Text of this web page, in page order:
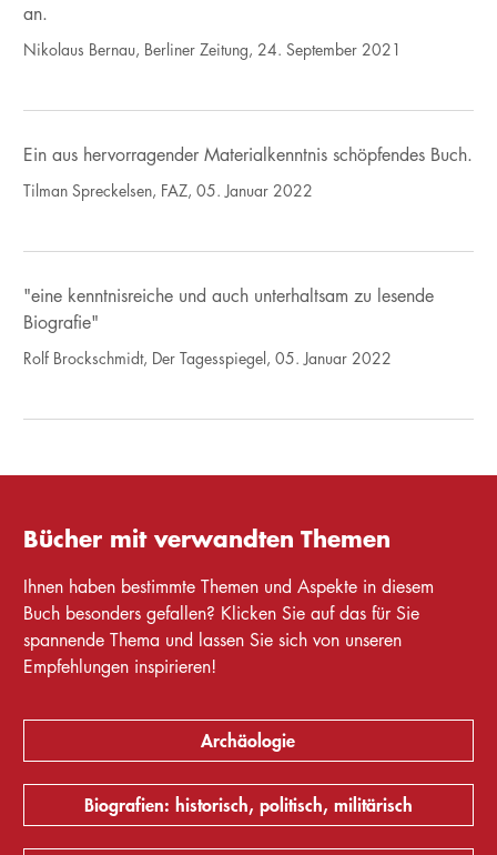
an.
Nikolaus Bernau, Berliner Zeitung, 24. September 2021
Ein aus hervorragender Materialkenntnis schöpfendes Buch.
Tilman Spreckelsen, FAZ, 05. Januar 2022
"eine kenntnisreiche und auch unterhaltsam zu lesende
Biografie"
Rolf Brockschmidt, Der Tagesspiegel, 05. Januar 2022
Bücher mit verwandten Themen
Ihnen haben bestimmte Themen und Aspekte in diesem
Buch besonders gefallen? Klicken Sie auf das für Sie
spannende Thema und lassen Sie sich von unseren
Empfehlungen inspirieren!
Archäologie
Biografien: historisch, politisch, militärisch